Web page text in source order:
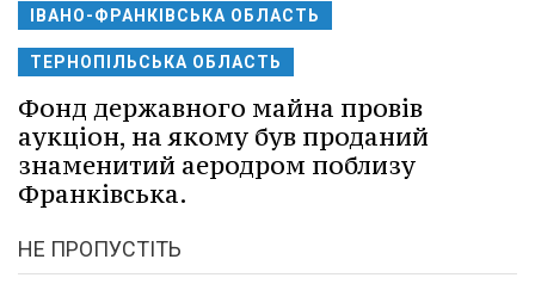
ІВАНО-ФРАНКІВСЬКА ОБЛАСТЬ
ТЕРНОПІЛЬСЬКА ОБЛАСТЬ
Фонд державного майна провів
аукціон, на якому був проданий
знаменитий аеродром поблизу
Франківська.
НЕ ПРОПУСТІТЬ